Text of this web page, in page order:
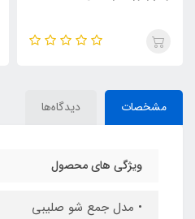
مشخصات دیدگاه‌ها
ویژگی های محصول
• مدل جمع شو صلیبی